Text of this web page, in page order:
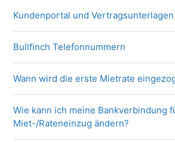
Kundenportal und Vertragsunterlagen
Bullfinch Telefonnummern
Wann wird die erste Mietrate
Wie kann ich meine Bankverbindung
Miet-/Rateneinzug ändern?